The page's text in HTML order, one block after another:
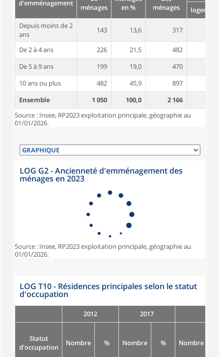
d'emménagement
ménages
en %
ménages
logement
Depuis moins de 2
ans
143 13,6 317
De 2 à 4 ans 226 21,5 482
De 5 à 9 ans
199 19,0 470
10 ans ou plus
482 45,9 897
Ensemble
1 050 100,0 2 166
Source : Insee, RP2023 exploitation principale, géographie au
01/01/2026.
LOG G2 - Ancienneté d'emménagement des
ménages en 2023
Source : Insee, RP2023 exploitation principale, géographie au
01/01/2026.
LOG T10 - Résidences principales selon le statut
d'occupation
2012 2017
Statut
d'occupation
Nombre % Nombre % Nombre